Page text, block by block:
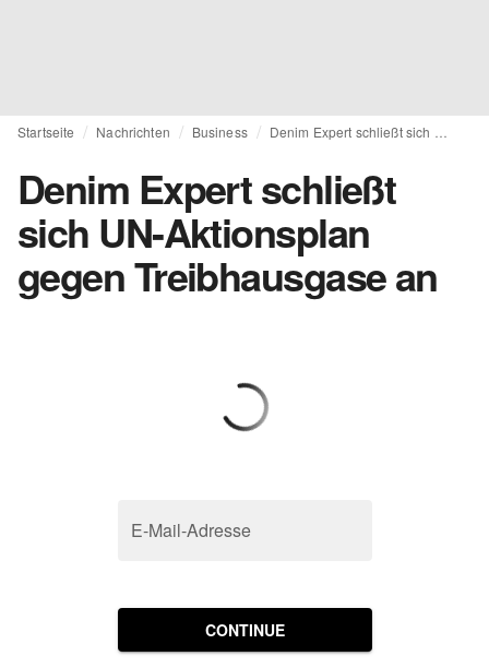
Startseite Nachrichten Business
Denim Expert schließt
sich UN-Aktionsplan
gegen Treibhausgase an
E-Mail-Adresse
CONTINUE